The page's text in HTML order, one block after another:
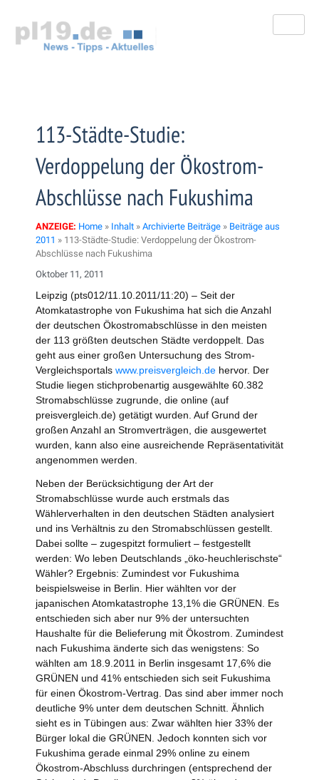
springen
113-Städte-Studie:
Verdoppelung der Ökostrom-
Abschlüsse nach Fukushima
ANZEIGE: Home » Inhalt » Archivierte Beiträge » Beiträge aus
2011 » 113-Städte-Studie: Verdoppelung der Ökostrom-
Abschlüsse nach Fukushima
Oktober 11, 2011
Leipzig (pts012/11.10.2011/11:20) – Seit der
Atomkatastrophe von Fukushima hat sich die Anzahl
der deutschen Ökostromabschlüsse in den meisten
der 113 größten deutschen Städte verdoppelt. Das
geht aus einer großen Untersuchung des Strom-
Vergleichsportals www.preisvergleich.de hervor. Der
Studie liegen stichprobenartig ausgewählte 60.382
Stromabschlüsse zugrunde, die online (auf
preisvergleich.de) getätigt wurden. Auf Grund der
großen Anzahl an Stromverträgen, die ausgewertet
wurden, kann also eine ausreichende Repräsentativität
angenommen werden.
Neben der Berücksichtigung der Art der
Stromabschlüsse wurde auch erstmals das
Wählerverhalten in den deutschen Städten analysiert
und ins Verhältnis zu den Stromabschlüssen gestellt.
Dabei sollte – zugespitzt formuliert – festgestellt
werden: Wo leben Deutschlands „öko-heuchlerischste“
Wähler? Ergebnis: Zumindest vor Fukushima
beispielsweise in Berlin. Hier wählten vor der
japanischen Atomkatastrophe 13,1% die GRÜNEN. Es
entschieden sich aber nur 9% der untersuchten
Haushalte für die Belieferung mit Ökostrom. Zumindest
nach Fukushima änderte sich das wenigstens: So
wählten am 18.9.2011 in Berlin insgesamt 17,6% die
GRÜNEN und 41% entschieden sich seit Fukushima
für einen Ökostrom-Vertrag. Das sind aber immer noch
deutliche 9% unter dem deutschen Schnitt. Ähnlich
sieht es in Tübingen aus: Zwar wählten hier 33% der
Bürger lokal die GRÜNEN. Jedoch konnten sich vor
Fukushima gerade einmal 29% online zu einem
Ökostrom-Abschluss durchringen (entsprechend der